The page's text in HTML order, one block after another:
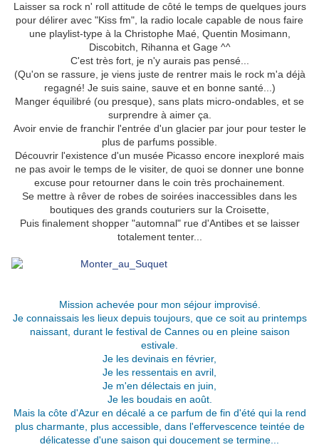
Laisser sa rock n' roll attitude de côté le temps de quelques jours
pour délirer avec "Kiss fm", la radio locale capable de nous faire
une playlist-type à la Christophe Maé, Quentin Mosimann,
Discobitch, Rihanna et Gage ^^
C'est très fort, je n'y aurais pas pensé...
(Qu'on se rassure, je viens juste de rentrer mais le rock m'a déjà
regagné! Je suis saine, sauve et en bonne santé...)
Manger équilibré (ou presque), sans plats micro-ondables, et se
surprendre à aimer ça.
Avoir envie de franchir l'entrée d'un glacier par jour pour tester le
plus de parfums possible.
Découvrir l'existence d'un musée Picasso encore inexploré mais
ne pas avoir le temps de le visiter, de quoi se donner une bonne
excuse pour retourner dans le coin très prochainement.
Se mettre à rêver de robes de soirées inaccessibles dans les
boutiques des grands couturiers sur la Croisette,
Puis finalement shopper "automnal" rue d'Antibes et se laisser
totalement tenter...
Mission achevée pour mon séjour improvisé.
Je connaissais les lieux depuis toujours, que ce soit au printemps
naissant, durant le festival de Cannes ou en pleine saison
estivale.
Je les devinais en février,
Je les ressentais en avril,
Je m'en délectais en juin,
Je les boudais en août.
Mais la côte d'Azur en décalé a ce parfum de fin d'été qui la rend
plus charmante, plus accessible, dans l'effervescence teintée de
délicatesse d'une saison qui doucement se termine...